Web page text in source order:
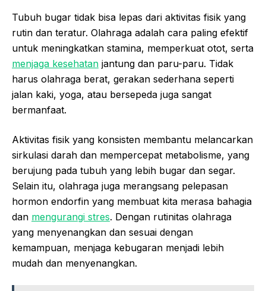
Tubuh bugar tidak bisa lepas dari aktivitas fisik yang
rutin dan teratur. Olahraga adalah cara paling efektif
untuk meningkatkan stamina, memperkuat otot, serta
menjaga kesehatan jantung dan paru-paru. Tidak
harus olahraga berat, gerakan sederhana seperti
jalan kaki, yoga, atau bersepeda juga sangat
bermanfaat.
Aktivitas fisik yang konsisten membantu melancarkan
sirkulasi darah dan mempercepat metabolisme, yang
berujung pada tubuh yang lebih bugar dan segar.
Selain itu, olahraga juga merangsang pelepasan
hormon endorfin yang membuat kita merasa bahagia
dan mengurangi stres. Dengan rutinitas olahraga
yang menyenangkan dan sesuai dengan
kemampuan, menjaga kebugaran menjadi lebih
mudah dan menyenangkan.